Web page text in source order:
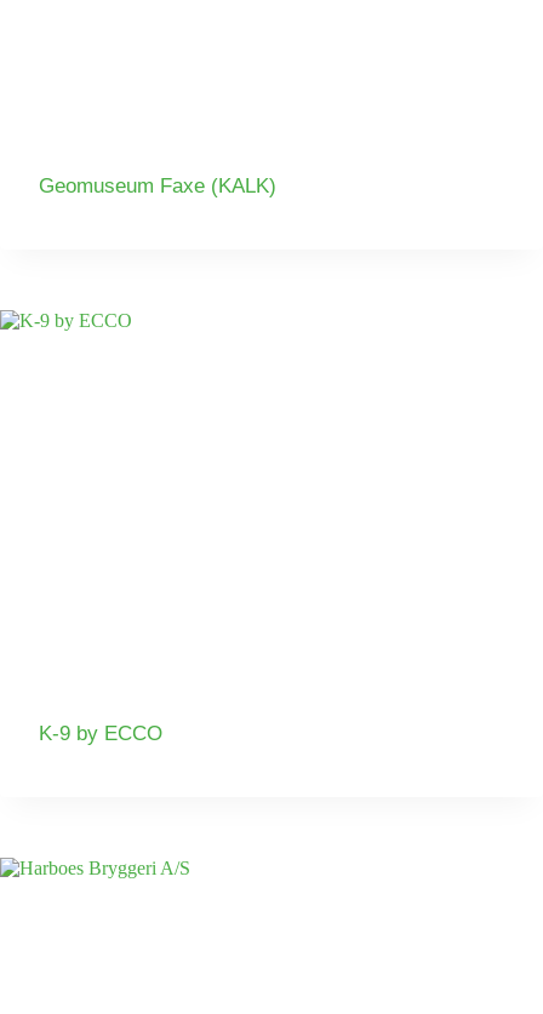
Geomuseum Faxe (KALK)
K-9 by ECCO